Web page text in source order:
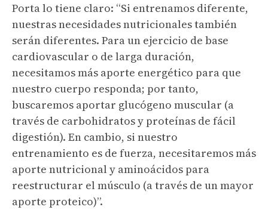
Porta lo tiene claro: “Si entrenamos diferente,
nuestras necesidades nutricionales también
serán diferentes. Para un ejercicio de base
cardiovascular o de larga duración,
necesitamos más aporte energético para que
nuestro cuerpo responda; por tanto,
buscaremos aportar glucógeno muscular (a
través de carbohidratos y proteínas de fácil
digestión). En cambio, si nuestro
entrenamiento es de fuerza, necesitaremos más
aporte nutricional y aminoácidos para
reestructurar el músculo (a través de un mayor
aporte proteico)”.